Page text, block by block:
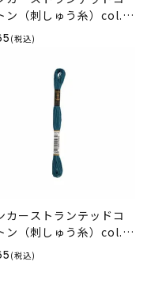
ン（刺しゅう糸）col.0
(税込)
カーストランテッドコ
ン（刺しゅう糸）col.1
(税込)